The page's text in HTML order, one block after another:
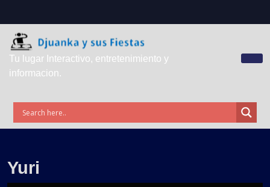
Tu lugar Interactivo, entretenimiento y
informacion.
Yuri